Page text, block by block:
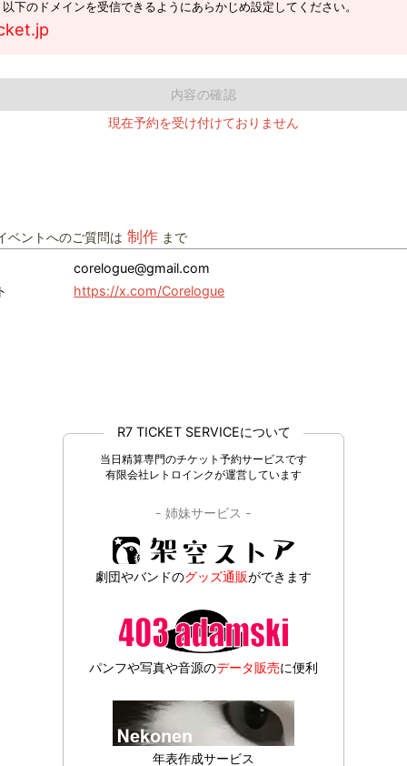
以下のドメインを受信できるようにあらかじめ設定してください。
内容の確認
現在予約を受け付けておりません
ベントへのご質問は 制作 まで
corelogue@gmail.com
https://x.com/Corelogue
R7 TICKET SERVICEについて
当日精算専門のチケット予約サービスです
有限会社レトロインクが運営しています
- 姉妹サービス -
劇団やバンドのグッズ通販ができます
パンフや写真や音源のデータ販売に便利
年表作成サービス